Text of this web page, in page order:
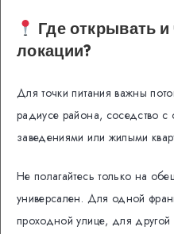
Где открывать
локации?
Для точки питания важны
радиусе района, соседство
заведениями или жилыми
Не полагайтесь только на
универсален. Для одной
проходной улице, для